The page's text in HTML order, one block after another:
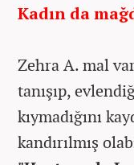
Kadın da
Zehra A. mal
tanışıp,
kıymadığını
kandırılmış